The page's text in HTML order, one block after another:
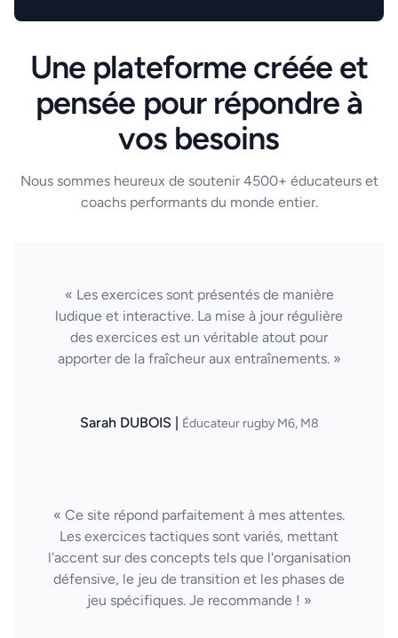
Une plateforme créée et
pensée pour répondre à
vos besoins
Nous sommes heureux de soutenir 4500+ éducateurs et
coachs performants du monde entier.
« Les exercices sont présentés de manière
ludique et interactive. La mise à jour régulière
des exercices est un véritable atout pour
apporter de la fraîcheur aux entraînements. »
Sarah DUBOIS | Éducateur rugby M6, M8
« Ce site répond parfaitement à mes attentes.
Les exercices tactiques sont variés, mettant
l'accent sur des concepts tels que l'organisation
défensive, le jeu de transition et les phases de
jeu spécifiques. Je recommande ! »